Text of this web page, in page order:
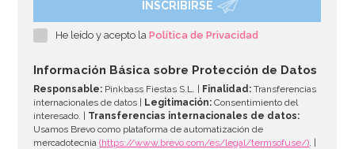
INSCRIBIRSE
He leído y acepto laPolítica de Privacidad
Información Básica sobre Protección de Datos
Responsable: Pinkbass Fiestas S.L. | Finalidad: Transferencias
internacionales de datos | Legitimación: Consentimiento del
interesado. | Transferencias internacionales de datos:
Usamos Brevo como plataforma de automatización de
mercadotecnia(https://www.brevo.com/es/legal/termsofuse/) . |